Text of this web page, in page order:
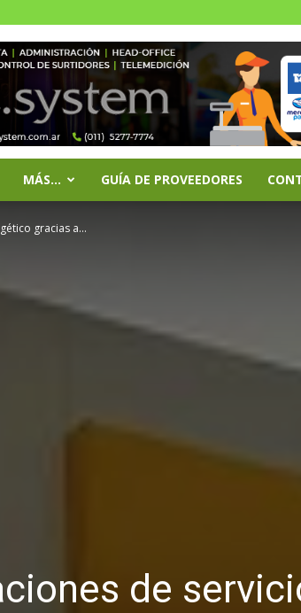
MÁS… GUÍA DE PROVEEDORES
gracias a...
de